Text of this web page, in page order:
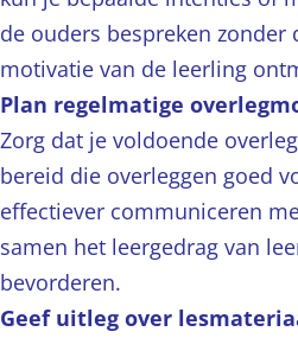
de ouders bespreken zonder
motivatie van de leerling
Plan regelmatige
Zorg dat je voldoende
bereid die overleggen goed
effectiever communiceren
samen het leergedrag van
bevorderen.
Geef uitleg over